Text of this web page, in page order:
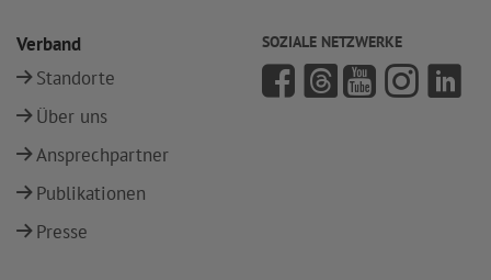
Verband
Standorte
Über uns
Ansprechpartner
Publikationen
Presse
SOZIALE NETZWERKE